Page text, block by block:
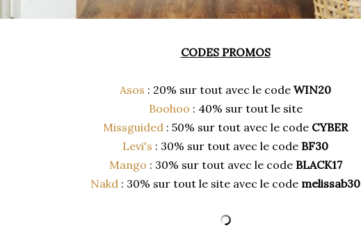
CODES PROMOS
Asos : 20% sur tout avec le code WIN20
Boohoo : 40% sur tout le site
Missguided : 50% sur tout avec le code CYBER
Levi's : 30% sur tout avec le code BF30
Mango : 30% sur tout avec le code BLACK17
Nakd : 30% sur tout le site avec le code melissab30